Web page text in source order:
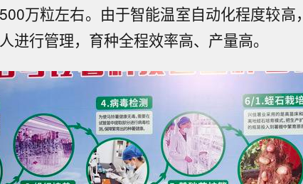
万粒左右。由于智能温室自动化程度较
进行管理，育种全程效率高、产量高。